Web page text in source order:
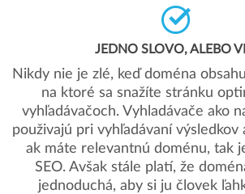
JEDNO SLOVO, ALEBO
Nikdy nie je zlé, keď doména
na ktoré sa snažíte stránku
vyhľadávačoch. Vyhladávače ako
použivajú pri vyhľadávaní výsledkov
ak máte relevantnú doménu, tak
SEO. Avšak stále platí, že
jednoduchá, aby si ju človek